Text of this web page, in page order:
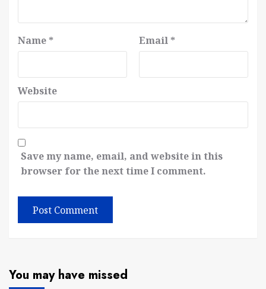
Name * Email *
Website
Save my name, email, and website in this
browser for the next time I comment.
You may have missed